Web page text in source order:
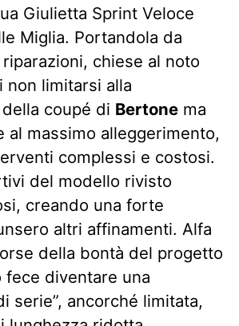
Giulietta Sprint Veloce
Miglia. Portandola da
chiese al noto
non limitarsi alla
coupé di Bertone ma
al massimo alleggerimento,
complessi e costosi.
del modello rivisto
creando una forte
altri affinamenti. Alfa
della bontà del progetto
fece diventare una
serie”, ancorché limitata,